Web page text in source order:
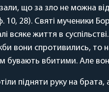
що за зло не можна
28). Святі мученики
всяке життя в
вони спротивились,
бувають вбитими. Але
підняти руку на